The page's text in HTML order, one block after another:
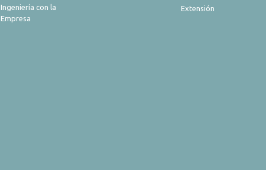
Ingeniería con la
Empresa
Extensión